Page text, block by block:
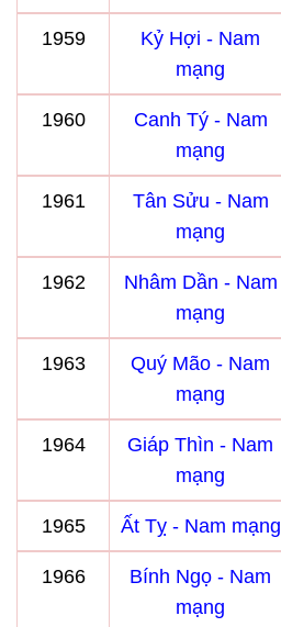
1959
Kỷ Hợi - Nam
mạng
1960
Canh Tý - Nam
mạng
1961
Tân Sửu - Nam
mạng
1962
Nhâm Dần - Nam
mạng
1963
Quý Mão - Nam
mạng
1964
Giáp Thìn - Nam
mạng
1965 Ất Tỵ - Nam mạng
1966
Bính Ngọ - Nam
mạng